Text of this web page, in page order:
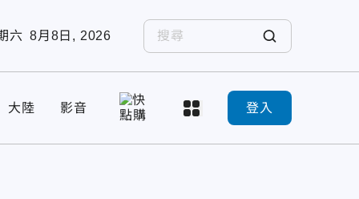
六 8月8日, 2026
大陸 影音 登入